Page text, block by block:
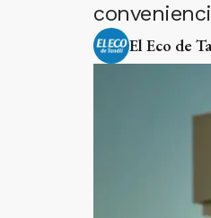
El Eco de